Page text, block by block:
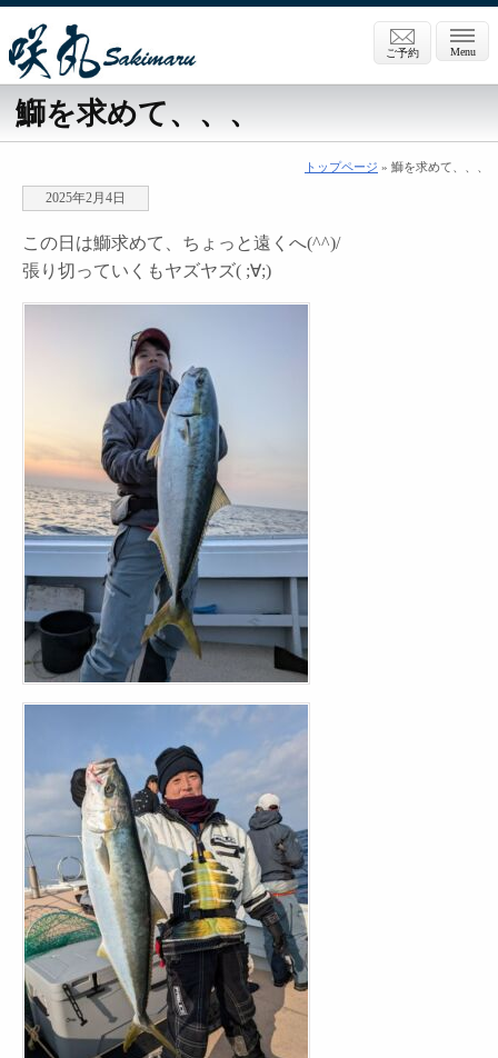
Menu
ご予約
鰤を求めて、、、
トップページ » 鰤を求めて、、、
2025年2月4日
この日は鰤求めて、ちょっと遠くへ(^^)/
張り切っていくもヤズヤズ( ;∀;)